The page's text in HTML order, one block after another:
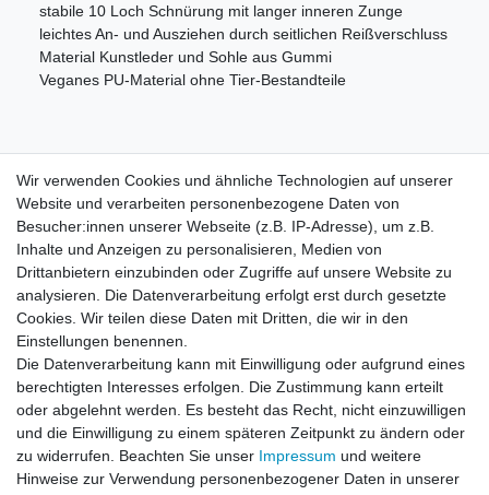
stabile 10 Loch Schnürung mit langer inneren Zunge
leichtes An- und Ausziehen durch seitlichen Reißverschluss
Material Kunstleder und Sohle aus Gummi
Veganes PU-Material ohne Tier-Bestandteile
Information
Versand mit DHL weltweit
Kostenloser Versand ab 40 €
Lieferung an Paketstation
14 Tage Rückgaberecht
Wichtiges
Datenschutz
Impressum
Kontakt
AGB
Service
Wir verwenden Cookies und ähnliche Technologien auf unserer
Website und verarbeiten personenbezogene Daten von
Besucher:innen unserer Webseite (z.B. IP-Adresse), um z.B.
Inhalte und Anzeigen zu personalisieren, Medien von
Drittanbietern einzubinden oder Zugriffe auf unsere Website zu
analysieren. Die Datenverarbeitung erfolgt erst durch gesetzte
Cookies. Wir teilen diese Daten mit Dritten, die wir in den
Einstellungen benennen.
Die Datenverarbeitung kann mit Einwilligung oder aufgrund eines
berechtigten Interesses erfolgen. Die Zustimmung kann erteilt
oder abgelehnt werden. Es besteht das Recht, nicht einzuwilligen
und die Einwilligung zu einem späteren Zeitpunkt zu ändern oder
zu widerrufen. Beachten Sie unser Impressum und weitere
Hinweise zur Verwendung personenbezogener Daten in unserer